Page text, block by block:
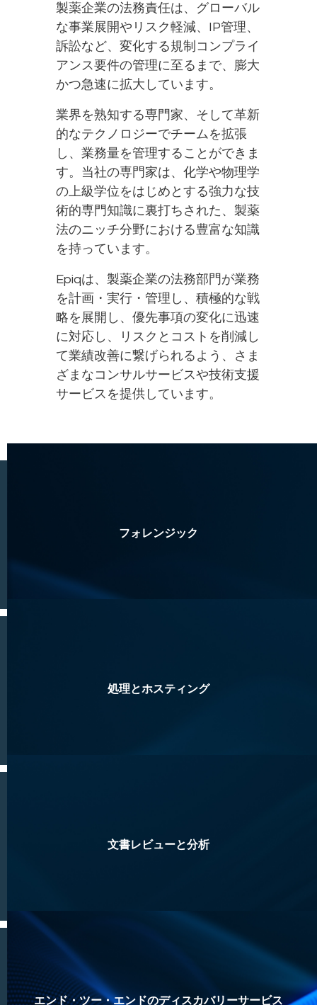
製薬企業の法務責任は、グローバル
な事業展開やリスク軽減、IP管理、
訴訟など、変化する規制コンプライ
アンス要件の管理に至るまで、膨大
かつ急速に拡大しています。
業界を熟知する専門家、そして革新
的なテクノロジーでチームを拡張
し、業務量を管理することができま
す。当社の専門家は、化学や物理学
の上級学位をはじめとする強力な技
術的専門知識に裏打ちされた、製薬
法のニッチ分野における豊富な知識
を持っています。
Epiqは、製薬企業の法務部門が業務
を計画・実行・管理し、積極的な戦
略を展開し、優先事項の変化に迅速
に対応し、リスクとコストを削減し
て業績改善に繋げられるよう、さま
ざまなコンサルサービスや技術支援
サービスを提供しています。
フォレンジック
処理とホスティング
文書レビューと分析
エンド・ツー・エンドのディスカバリーサービス